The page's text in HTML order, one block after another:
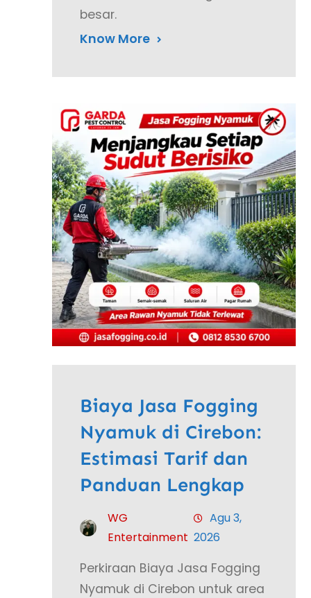
besar.
Know More
Biaya Jasa Fogging
Nyamuk di Cirebon:
Estimasi Tarif dan
Panduan Lengkap
WG
Entertainment
Agu 3,
2026
Perkiraan Biaya Jasa Fogging
Nyamuk di Cirebon untuk area